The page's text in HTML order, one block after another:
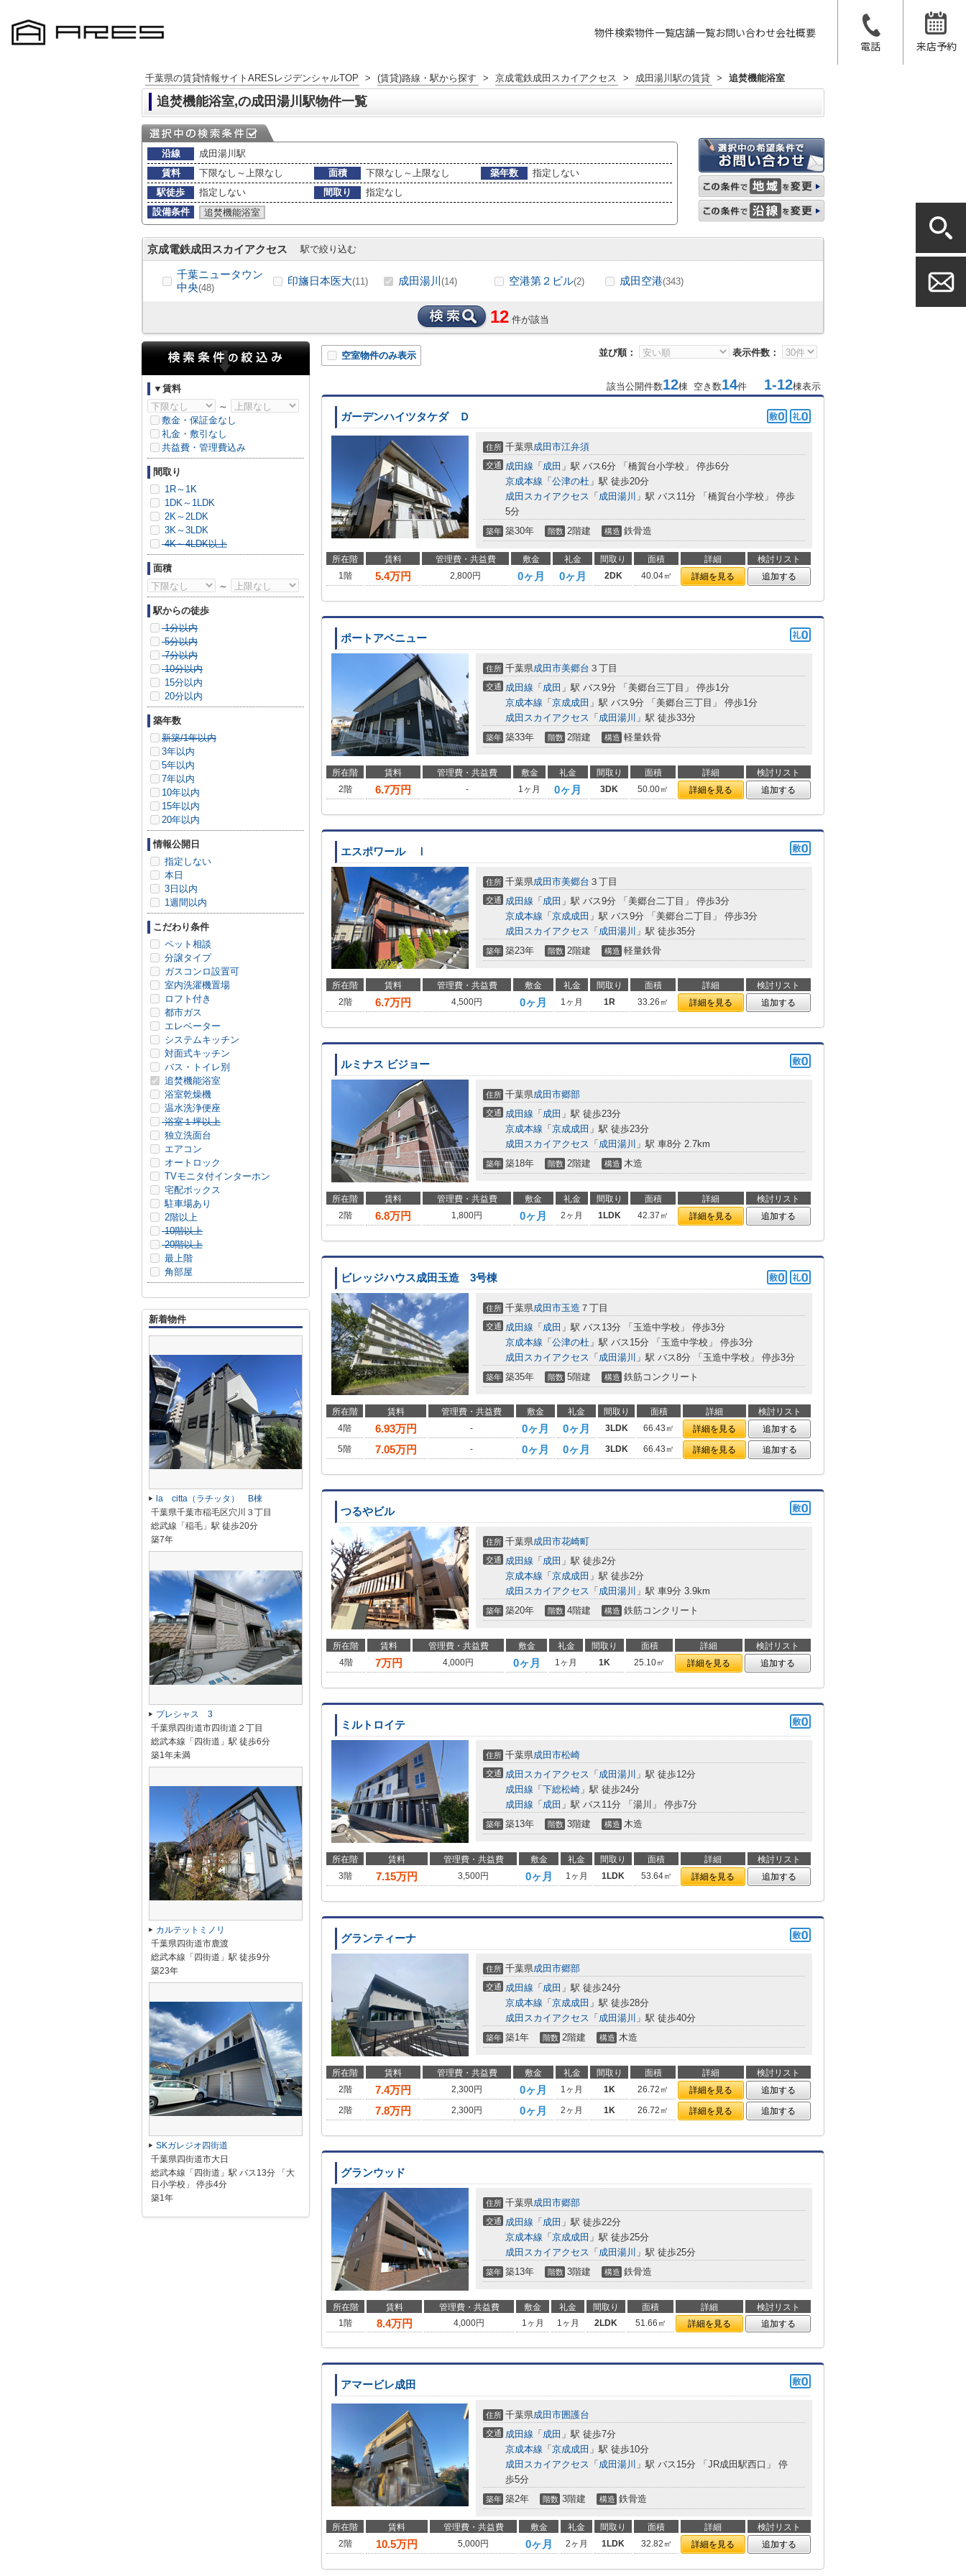
物件検索物件一覧店舗一覧お問い合わせ会社概要
電話
来店予約
千葉県の賃貸情報サイトARESレジデンシャルTOP > (賃貸)路線・駅から探す > 京成電鉄成田スカイアクセス > 成田湯川駅の賃貸 > 追焚機能浴室
追焚機能浴室,の成田湯川駅物件一覧
沿線
成田湯川駅
賃料
下限なし～上限なし 面積 下限なし～上限なし 築年数
指定しない
駅徒歩
指定しない 間取り
指定なし
設備条件
追焚機能浴室
京成電鉄成田スカイアクセス 駅で絞り込む
千葉ニュータウン
中央(48)
印旛日本医大(11) 成田湯川 (14) 空港第２ビル(2) 成田空港(343)
12 件が該当
並び順： 表示件数：
空室物件のみ表示
該当公開件数12棟 空き数14件 1-12棟表示
ガーデンハイツタケダ Ｄ
住所 千葉県成田市江弁須
交通 成田線 「 成田 」駅 バス6分 「橋賀台小学校」 停歩6分
京成本線 「 公津の杜 」駅 徒歩20分
成田スカイアクセス 「 成田湯川 」駅 バス11分 「橋賀台小学校」 停歩
5分
築年 築30年 階数 2階建 構造 鉄骨造
所在階 賃料 管理費・共益費 敷金 礼金 間取り 面積 詳細
検討リスト
1階
5.4万円 2,800円 0ヶ月 0ヶ月 2DK 40.04㎡ 詳細を見る 追加する
ポートアベニュー
住所 千葉県成田市美郷台 ３丁目
交通 成田線 「 成田 」駅 バス9分 「美郷台三丁目」 停歩1分
京成本線 「 京成成田 」駅 バス9分 「美郷台三丁目」 停歩1分
成田スカイアクセス 「 成田湯川 」駅 徒歩33分
築年 築33年 階数 2階建 構造 軽量鉄骨
所在階 賃料 管理費・共益費 敷金 礼金 間取り 面積 詳細
検討リスト
2階
6.7万円 - 1ヶ月 0ヶ月 3DK 50.00㎡ 詳細を見る 追加する
エスポワール Ⅰ
住所 千葉県成田市美郷台 ３丁目
交通 成田線 「 成田 」駅 バス9分 「美郷台二丁目」 停歩3分
京成本線 「 京成成田 」駅 バス9分 「美郷台二丁目」 停歩3分
成田スカイアクセス 「 成田湯川 」駅 徒歩35分
築年 築23年 階数 2階建 構造 軽量鉄骨
所在階 賃料 管理費・共益費 敷金 礼金 間取り 面積 詳細
検討リスト
2階
6.7万円 4,500円 0ヶ月 1ヶ月 1R 33.26㎡ 詳細を見る 追加する
ルミナス ビジョー
住所 千葉県成田市郷部
交通 成田線 「 成田 」駅 徒歩23分
京成本線 「 京成成田 」駅 徒歩23分
成田スカイアクセス 「 成田湯川 」駅 車8分 2.7km
築年 築18年 階数 2階建 構造 木造
所在階 賃料 管理費・共益費 敷金 礼金 間取り 面積 詳細
検討リスト
2階
6.8万円 1,800円 0ヶ月 2ヶ月 1LDK 42.37㎡ 詳細を見る 追加する
ビレッジハウス成田玉造 3号棟
住所 千葉県成田市玉造 ７丁目
交通 成田線 「 成田 」駅 バス13分 「玉造中学校」 停歩3分
京成本線 「 公津の杜 」駅 バス15分 「玉造中学校」 停歩3分
成田スカイアクセス 「 成田湯川 」駅 バス8分 「玉造中学校」 停歩3分
築年 築35年 階数 5階建 構造 鉄筋コンクリート
所在階 賃料 管理費・共益費 敷金 礼金 間取り 面積 詳細
検討リスト
4階
6.93万円 - 0ヶ月 0ヶ月 3LDK 66.43㎡ 詳細を見る
追加する
5階
7.05万円 - 0ヶ月 0ヶ月 3LDK 66.43㎡ 詳細を見る 追加する
つるやビル
住所 千葉県成田市花崎町
交通 成田線 「 成田 」駅 徒歩2分
京成本線 「 京成成田 」駅 徒歩2分
成田スカイアクセス 「 成田湯川 」駅 車9分 3.9km
築年 築20年 階数 4階建 構造 鉄筋コンクリート
所在階 賃料 管理費・共益費 敷金 礼金 間取り 面積 詳細
検討リスト
4階
7万円 4,000円 0ヶ月 1ヶ月 1K 25.10㎡ 詳細を見る 追加する
ミルトロイテ
住所 千葉県成田市松崎
交通 成田スカイアクセス 「 成田湯川 」駅 徒歩12分
成田線 「 下総松崎 」駅 徒歩24分
成田線 「 成田 」駅 バス11分 「湯川」 停歩7分
築年 築13年 階数 3階建 構造 木造
所在階 賃料 管理費・共益費 敷金 礼金 間取り 面積 詳細
検討リスト
3階
7.15万円 3,500円 0ヶ月 1ヶ月 1LDK 53.64㎡ 詳細を見る 追加する
グランティーナ
住所 千葉県成田市郷部
交通 成田線 「 成田 」駅 徒歩24分
京成本線 「 京成成田 」駅 徒歩28分
成田スカイアクセス 「 成田湯川 」駅 徒歩40分
築年 築1年 階数 2階建 構造 木造
所在階 賃料 管理費・共益費 敷金 礼金 間取り 面積 詳細
検討リスト
2階
7.4万円 2,300円 0ヶ月 1ヶ月 1K 26.72㎡ 詳細を見る
追加する
2階
7.8万円 2,300円 0ヶ月 2ヶ月 1K 26.72㎡ 詳細を見る 追加する
グランウッド
住所 千葉県成田市郷部
交通 成田線 「 成田 」駅 徒歩22分
京成本線 「 京成成田 」駅 徒歩25分
成田スカイアクセス 「 成田湯川 」駅 徒歩25分
築年 築13年 階数 3階建 構造 鉄骨造
所在階 賃料 管理費・共益費 敷金 礼金 間取り 面積 詳細
検討リスト
1階
8.4万円 4,000円 1ヶ月 1ヶ月 2LDK 51.66㎡ 詳細を見る 追加する
アマービレ成田
住所 千葉県成田市囲護台
交通 成田線 「 成田 」駅 徒歩7分
京成本線 「 京成成田 」駅 徒歩10分
成田スカイアクセス 「 成田湯川 」駅 バス15分 「JR成田駅西口」 停
歩5分
築年 築2年 階数 3階建 構造 鉄骨造
所在階 賃料 管理費・共益費 敷金 礼金 間取り 面積 詳細
検討リスト
2階
10.5万円 5,000円 0ヶ月 2ヶ月 1LDK 32.82㎡ 詳細を見る 追加する
▼賃料
～
敷金・保証金なし
礼金・敷引なし
共益費・管理費込み
間取り
1R～1K
1DK～1LDK
2K～2LDK
3K～3LDK
4K～4LDK以上
面積
～
駅からの徒歩
1分以内
5分以内
7分以内
10分以内
15分以内
20分以内
築年数
新築/1年以内
3年以内
5年以内
7年以内
10年以内
15年以内
20年以内
情報公開日
指定しない
本日
3日以内
1週間以内
こだわり条件
ペット相談
分譲タイプ
ガスコンロ設置可
室内洗濯機置場
ロフト付き
都市ガス
エレベーター
システムキッチン
対面式キッチン
バス・トイレ別
追焚機能浴室
浴室乾燥機
温水洗浄便座
浴室１坪以上
独立洗面台
エアコン
オートロック
TVモニタ付インターホン
宅配ボックス
駐車場あり
2階以上
10階以上
20階以上
最上階
角部屋
新着物件
la citta（ラチッタ） B棟
千葉県千葉市稲毛区穴川３丁目
総武線「稲毛」駅 徒歩20分
築7年
プレシャス 3
千葉県四街道市四街道２丁目
総武本線「四街道」駅 徒歩6分
築1年未満
カルテットミノリ
千葉県四街道市鹿渡
総武本線「四街道」駅 徒歩9分
築23年
SKガレジオ四街道
千葉県四街道市大日
総武本線「四街道」駅 バス13分 「大
日小学校」 停歩4分
築1年